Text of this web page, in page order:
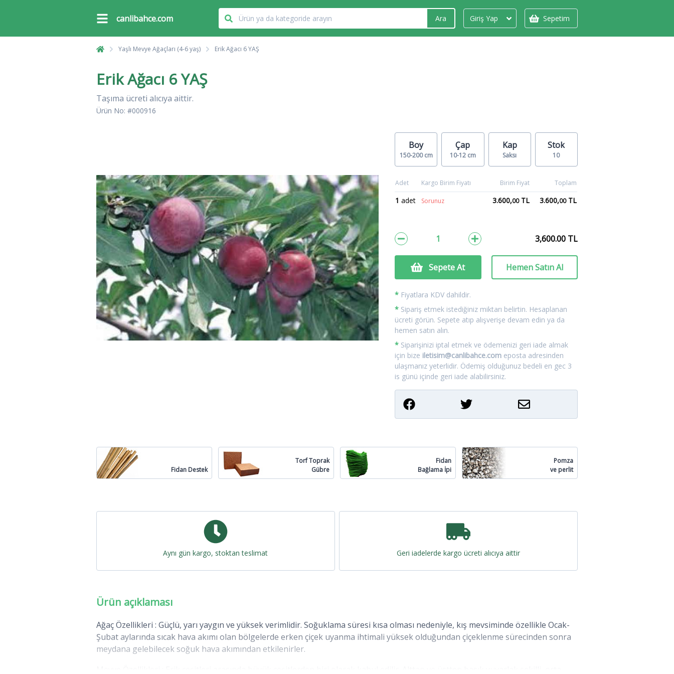
canlibahce.com Ara Giriş Yap Sepetim
Yaşlı Mevye Ağaçları (4-6 yaş) Erik Ağacı 6 YAŞ
Erik Ağacı 6 YAŞ
Taşıma ücreti alıcıya aittir.
Ürün No: #000916
Boy
150-200 cm
Çap
10-12 cm
Kap
Saksı
Stok
10
Adet Kargo Birim Fiyatı Birim Fiyat Toplam
1 adet Sorunuz 3.600,00TL 3.600,00TL
3,600.00TL
Sepete At Hemen Satın Al
* Fiyatlara KDV dahildir.
* Sipariş etmek istediğiniz miktarı belirtin. Hesaplanan
ücreti görün. Sepete atıp alışverişe devam edin ya da
hemen satın alın.
* Siparişinizi iptal etmek ve ödemenizi geri iade almak
için bize iletisim@canlibahce.com eposta adresinden
ulaşmanız yeterlidir. Ödemiş olduğunuz bedeli en gec 3
is günü içinde geri iade alabilirsiniz.
Fidan Destek
Torf Toprak
Gübre
Fidan
Bağlama İpi
Pomza
ve perlit
Aynı gün kargo, stoktan teslimat Geri iadelerde kargo ücreti alıcıya aittir
Ürün açıklaması
Ağaç Özellikleri : Güçlü, yarı yaygın ve yüksek verimlidir. Soğuklama süresi kısa olması nedeniyle, kış mevsiminde özellikle Ocak-
Şubat aylarında sıcak hava akımı olan bölgelerde erken çiçek uyanma ihtimali yüksek olduğundan çiçeklenme sürecinden sonra
meydana gelebilecek soğuk hava akımından etkilenirler.